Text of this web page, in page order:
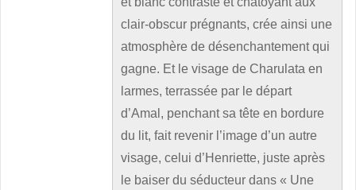
clair-obscur prégnants, crée ainsi une
atmosphère de désenchantement qui
gagne. Et le visage de Charulata en
larmes, terrassée par le départ
d’Amal, penchant sa tête en bordure
du lit, fait revenir l’image d’un autre
visage, celui d’Henriette, juste après
le baiser du séducteur dans « Une